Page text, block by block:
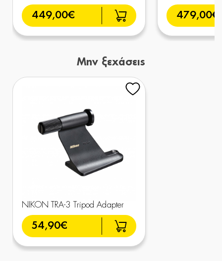
449,00€ 479,00€
Μην ξεχάσεις
NIKON TRA-3 Tripod Adapter
54,90€